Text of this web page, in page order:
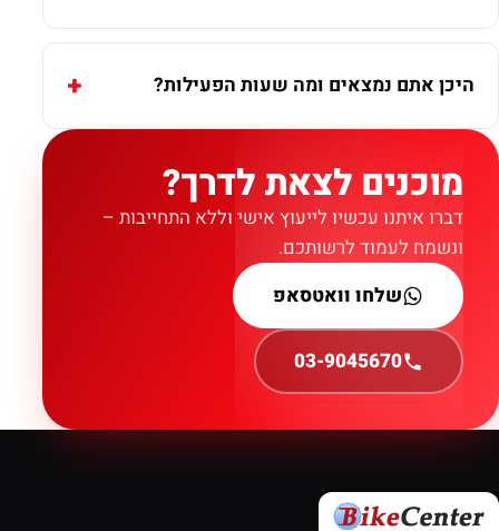
היכן אתם נמצאים ומה שעות הפעילות?
מוכנים לצאת לדרך?
דברו איתנו עכשיו לייעוץ אישי וללא התחייבות –
ונשמח לעמוד לרשותכם.
שלחו וואטסאפ
03-9045670